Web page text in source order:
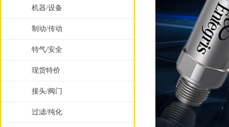
机器/设备
制动/传动
特气/安全
现货特价
接头/阀门
过滤/纯化